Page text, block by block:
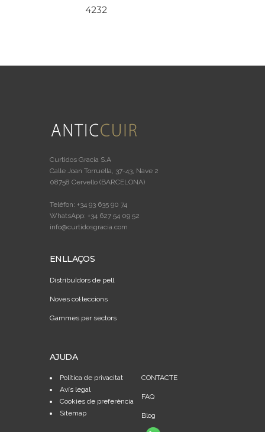
4232
Curtidos Gracia S.A
Calle Joan Torruella, 37-43, Nave 2
08758 Cervelló (BARCELONA)
Telèfon: +34 93 635 90 74
WhatsApp: +34 627 54 09 52
info@curtidosgracia.com
ENLLAÇOS
Distribuïdors de pell
Noves col·leccions
Gammes per sectors
AJUDA
Política de privacitat
Avís legal
Cookies de preferència
Sitemap
CONTACTE
FAQ
Blog